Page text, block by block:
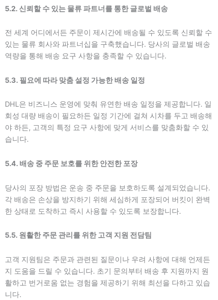
5.2. 신뢰할 수 있는 물류 파트너를 통한 글로벌 배송
전 세계 어디에서든 주문이 제시간에 배송될 수 있도록 신뢰할 수
있는 물류 회사와 파트너십을 구축했습니다. 당사의 글로벌 배송
역량을 통해 배송 요구 사항을 충족할 수 있습니다.
5.3. 필요에 따라 맞춤 설정 가능한 배송 일정
DHL은 비즈니스 운영에 맞춰 유연한 배송 일정을 제공합니다. 일
회성 대량 배송이 필요하든 일정 기간에 걸쳐 시차를 두고 배송해
야 하든, 고객의 특정 요구 사항에 맞게 서비스를 맞춤화할 수 있
습니다.
5.4. 배송 중 주문 보호를 위한 안전한 포장
당사의 포장 방법은 운송 중 주문을 보호하도록 설계되었습니다.
각 배송은 손상을 방지하기 위해 세심하게 포장되어 버킷이 완벽
한 상태로 도착하고 즉시 사용할 수 있도록 보장합니다.
5.5. 원활한 주문 관리를 위한 고객 지원 전담팀
고객 지원팀은 주문과 관련된 질문이나 우려 사항에 대해 언제든
지 도움을 드릴 수 있습니다. 초기 문의부터 배송 후 지원까지 원
활하고 번거로움 없는 경험을 제공하기 위해 최선을 다하고 있습
니다.